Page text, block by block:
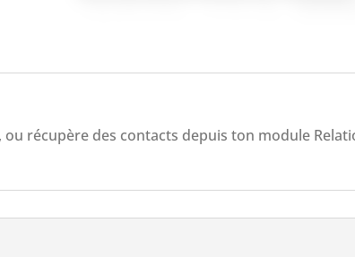
récupère des contacts depuis ton module